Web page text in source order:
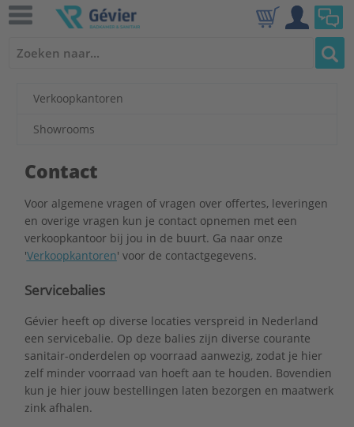
Verkoopkantoren
Showrooms
Contact
Voor algemene vragen of vragen over offertes, leveringen
en overige vragen kun je contact opnemen met een
verkoopkantoor bij jou in de buurt. Ga naar onze
'Verkoopkantoren' voor de contactgegevens.
Servicebalies
Gévier heeft op diverse locaties verspreid in Nederland
een servicebalie. Op deze balies zijn diverse courante
sanitair-onderdelen op voorraad aanwezig, zodat je hier
zelf minder voorraad van hoeft aan te houden. Bovendien
kun je hier jouw bestellingen laten bezorgen en maatwerk
zink afhalen.